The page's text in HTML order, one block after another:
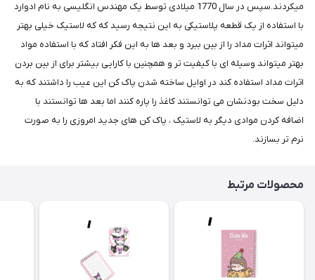
میکردند.سپس در سال 1770 میلادی توسط یک مهندس انگلیسی به نام ادوارد
با استفاده از یک قطعه پلاستیکی به این نتیجه رسید که که لاستیک خیلی بهتر
میتواند اثرات مداد را از بین ببرد و بعد ها به این فکر افتاد که با استفاده مواد
بهتر میتواند وسیله ای با کیفیت تر و همچنین با کارایی بیشتر برای از بین بردن
اثرات مداد استفاده کند در اوایل ساخته شدن پاک کن این عیب را داشتند که به
دلیل سخت بودنشان می توانستند کاغذ را پاره کنند اما بعد ها توانستند با
اضافه کردن موادی دیگر به لاستیک ، پاک کن های جدید امروزی را به صورت
نرم تر بسازند.
محصولات مرتبط